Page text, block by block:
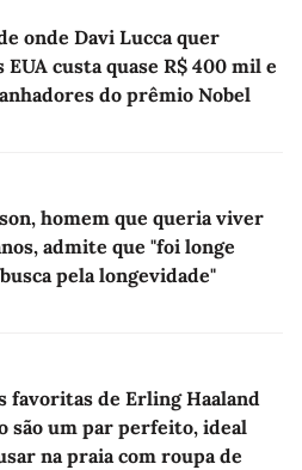
onde Davi Lucca quer
custa quase R$ 400 mil e
do prêmio Nobel
homem que queria viver
admite que "foi longe
pela longevidade"
favoritas de Erling Haaland
são um par perfeito, ideal
na praia com roupa de